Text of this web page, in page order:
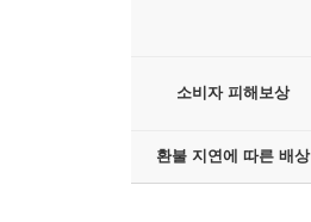
소비자 피해보상
환불 지연에 따른 배상